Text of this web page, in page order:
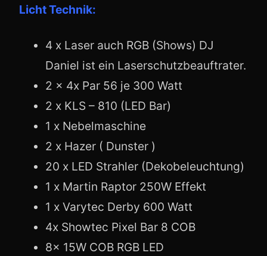
Licht Technik:
4 x Laser auch RGB (Shows) DJ
Daniel ist ein Laserschutzbeauftrater.
2 x 4x Par 56 je 300 Watt
2 x KLS – 810 (LED Bar)
1 x Nebelmaschine
2 x Hazer ( Dunster )
20 x LED Strahler (Dekobeleuchtung)
1 x Martin Raptor 250W Effekt
1 x Varytec Derby 600 Watt
4x Showtec Pixel Bar 8 COB
8x 15W COB RGB LED